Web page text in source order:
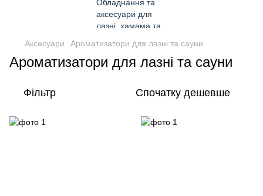
Аксесуари Ароматизатори для лазні та сауни
Ароматизатори для лазні та сауни
Фільтр Спочатку дешевше